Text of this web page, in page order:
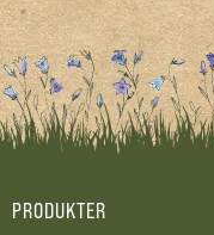
PRODUKTER